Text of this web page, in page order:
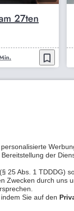
27ten
bookmark_border